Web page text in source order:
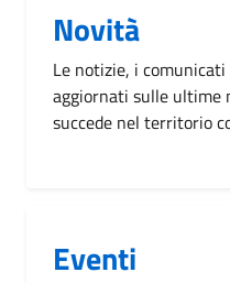
Novità
Le notizie, i
aggiornati sulle ultime
succede nel territorio
Eventi